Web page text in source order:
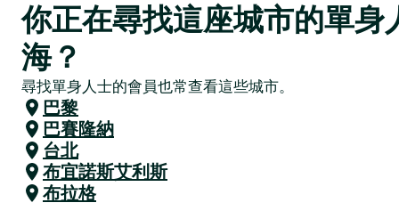
你正在尋找這座城市的單身
海？
尋找單身人士的會員也常查看這些城市。
巴黎
巴賽隆納
台北
布宜諾斯艾利斯
布拉格